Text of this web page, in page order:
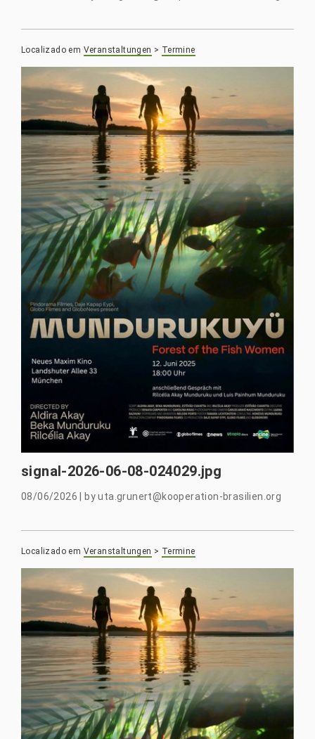
Localizado em Veranstaltungen > Termine
signal-2026-06-08-024029.jpg
08/06/2026 byuta.grunert@kooperation-brasilien.org
Localizado em Veranstaltungen > Termine